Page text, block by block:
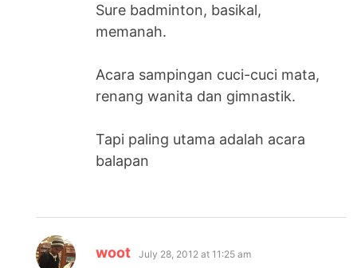
Sure badminton, basikal,
memanah.
Acara sampingan cuci-cuci mata,
renang wanita dan gimnastik.
Tapi paling utama adalah acara
balapan
woot says:
July 28, 2012 at 11:25 am